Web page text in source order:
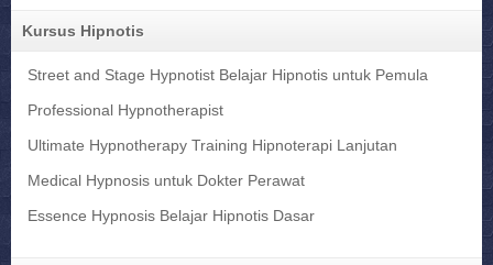
Kursus Hipnotis
Street and Stage Hypnotist Belajar Hipnotis untuk Pemula
Professional Hypnotherapist
Ultimate Hypnotherapy Training Hipnoterapi Lanjutan
Medical Hypnosis untuk Dokter Perawat
Essence Hypnosis Belajar Hipnotis Dasar